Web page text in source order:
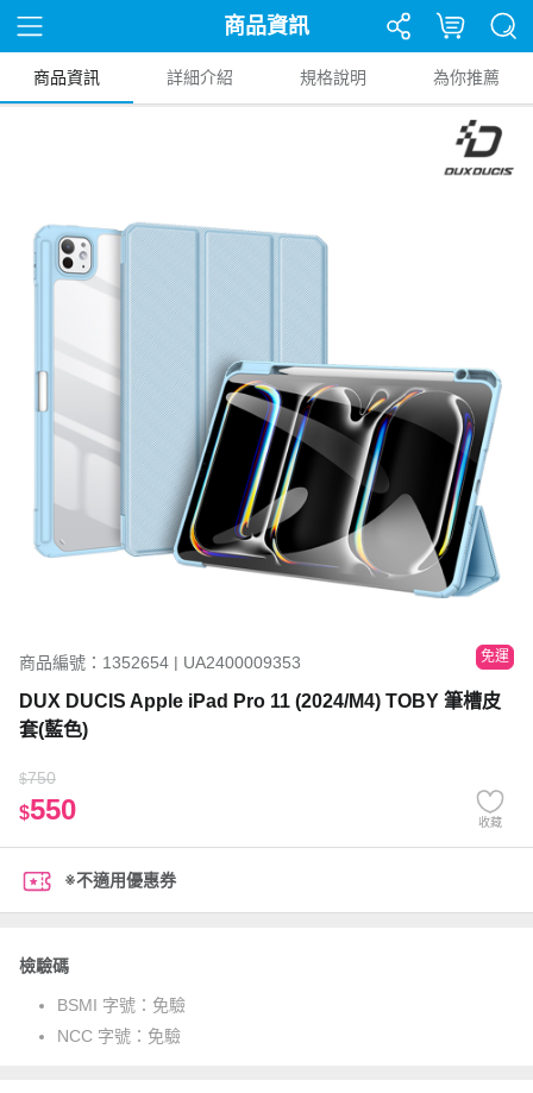
商品資訊
商品資訊 詳細介紹 規格說明 為你推薦
商品編號：1352654 | UA2400009353 免運
DUX DUCIS Apple iPad Pro 11 (2024/M4) TOBY 筆槽皮
套(藍色)
$750
$550 收藏
※不適用優惠券
檢驗碼
BSMI 字號： 免驗
NCC 字號： 免驗